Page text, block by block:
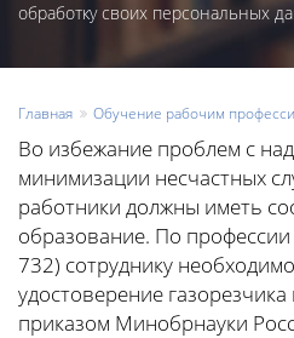
обработку своих персональных
Главная Обучение рабочим
Во избежание проблем с
минимизации несчастных
работники должны иметь
образование. По профессии
732) сотруднику
удостоверение
приказом Минобрнауки